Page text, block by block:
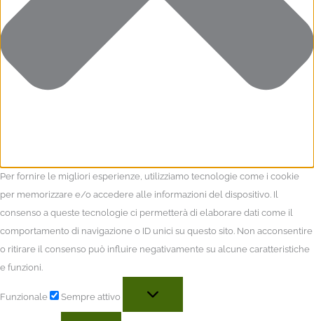
Per fornire le migliori esperienze, utilizziamo tecnologie come i cookie
per memorizzare e/o accedere alle informazioni del dispositivo. Il
consenso a queste tecnologie ci permetterà di elaborare dati come il
comportamento di navigazione o ID unici su questo sito. Non acconsentire
o ritirare il consenso può influire negativamente su alcune caratteristiche
e funzioni.
Funzionale Sempre attivo